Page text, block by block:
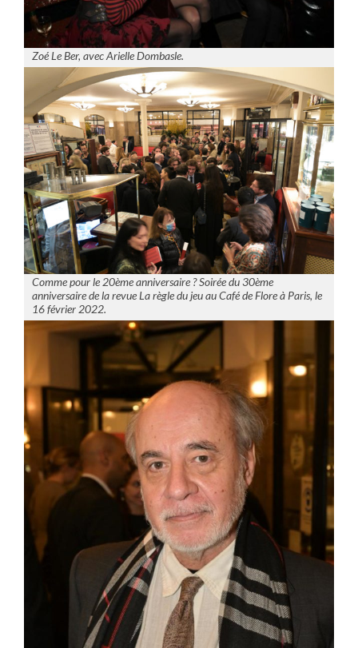
Zoé Le Ber, avec Arielle Dombasle.
Comme pour le 20ème anniversaire ? Soirée du 30ème
anniversaire de la revue La règle du jeu au Café de Flore à Paris, le
16 février 2022.